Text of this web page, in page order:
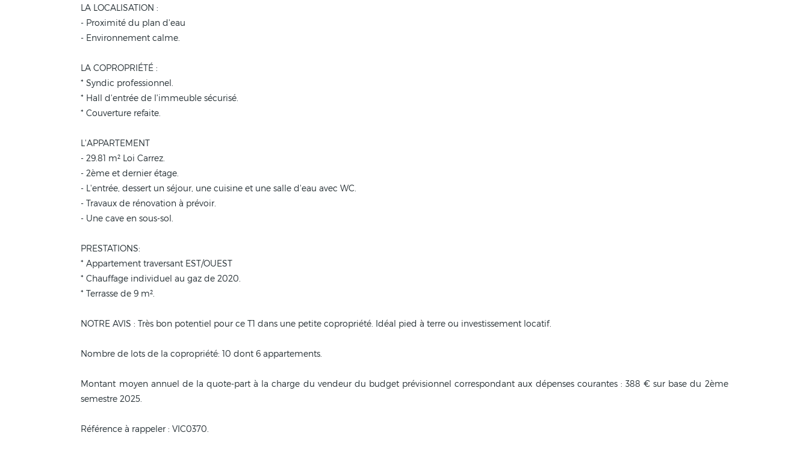
LA LOCALISATION :
- Proximité du plan d'eau
- Environnement calme.
LA COPROPRIÉTÉ :
* Syndic professionnel.
* Hall d'entrée de l'immeuble sécurisé.
* Couverture refaite.
L'APPARTEMENT
- 29.81 m² Loi Carrez.
- 2ème et dernier étage.
- L'entrée, dessert un séjour, une cuisine et une salle d'eau avec WC.
- Travaux de rénovation à prévoir.
- Une cave en sous-sol.
PRESTATIONS:
* Appartement traversant EST/OUEST
* Chauffage individuel au gaz de 2020.
* Terrasse de 9 m².
NOTRE AVIS : Très bon potentiel pour ce T1 dans une petite copropriété. Idéal pied à terre ou investissement locatif.
Nombre de lots de la copropriété: 10 dont 6 appartements.
Montant moyen annuel de la quote-part à la charge du vendeur du budget prévisionnel correspondant aux dépenses courantes : 388 € sur base du 2ème
semestre 2025.
Référence à rappeler : VIC0370.